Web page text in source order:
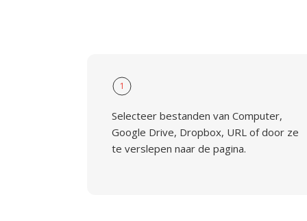
1
Selecteer bestanden van Computer,
Google Drive, Dropbox, URL of door ze
te verslepen naar de pagina.